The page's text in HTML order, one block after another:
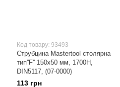
Код товару: 93493
Струбцина Mastertool столярна
тип''F'' 150х50 мм, 1700Н,
DIN5117, (07-0000)
113 грн